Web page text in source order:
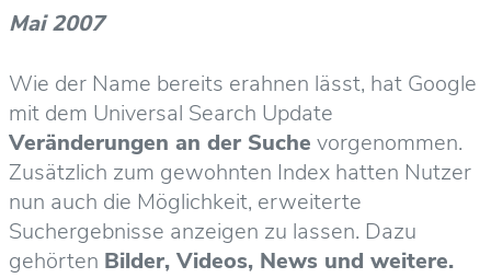
Mai 2007
Wie der Name bereits erahnen lässt, hat Google
mit dem Universal Search Update
Veränderungen an der Suche vorgenommen.
Zusätzlich zum gewohnten Index hatten Nutzer
nun auch die Möglichkeit, erweiterte
Suchergebnisse anzeigen zu lassen. Dazu
gehörten Bilder, Videos, News und weitere.